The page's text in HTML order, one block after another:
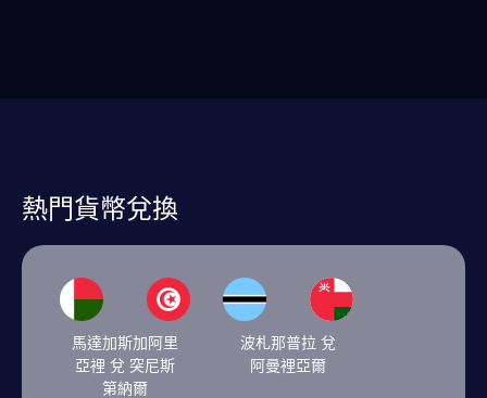
熱門貨幣兌換
馬達加斯加阿里
亞裡 兌 突尼斯
第納爾
波札那普拉 兌
阿曼裡亞爾